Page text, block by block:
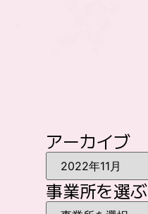
アーカイブ
事業所を選ぶ